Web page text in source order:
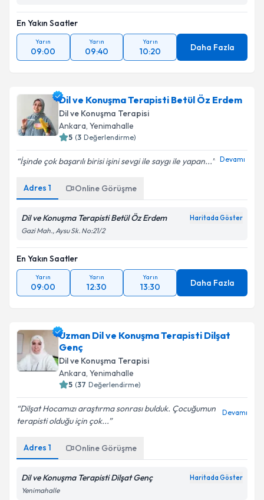
En Yakın Saatler
Yarın
09:00
Yarın
09:40
Yarın
10:20 Daha Fazla
Dil ve Konuşma Terapisti Betül Öz Erdem
Dil ve Konuşma Terapisi
Ankara, Yenimahalle
5 (3 Değerlendirme)
İşinde çok başarılı birisi işini sevgi ile saygı ile yapan... Devamı
Adres 1 Online Görüşme
Dil ve Konuşma Terapisti Betül Öz Erdem Haritada Göster
Gazi Mah., Aysu Sk. No:21/2
En Yakın Saatler
Yarın
09:00
Yarın
12:30
Yarın
13:30 Daha Fazla
Uzman Dil ve Konuşma Terapisti Dilşat
Genç
Dil ve Konuşma Terapisi
Ankara, Yenimahalle
5 (37 Değerlendirme)
Dilşat Hocamızı araştırma sonrası bulduk. Çocuğumun
terapisti olduğu için çok...
Devamı
Adres 1 Online Görüşme
Dil ve Konuşma Terapisti Dilşat Genç Haritada Göster
Yenimahalle